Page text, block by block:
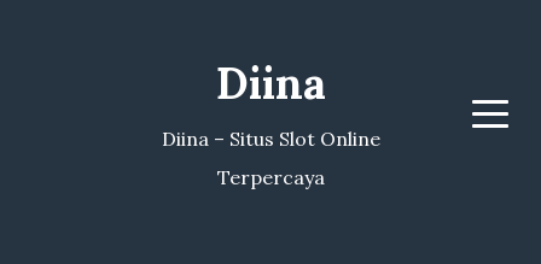
Diina
Diina – Situs Slot Online
Terpercaya
Menu